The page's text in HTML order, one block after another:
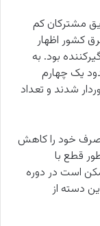
مشترکان کم
کشور اظهار
بود. به
یک چهارم
شدند و تعداد
خود را کاهش
قطع با
است در دوره
دسته از